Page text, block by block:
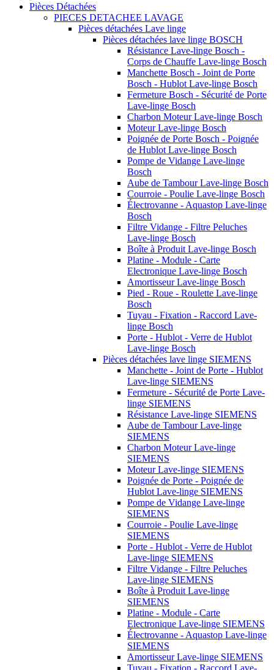
Pièces Détachées
PIECES DETACHEE LAVAGE
Pièces détachées Lave linge
Pièces détachées lave linge BOSCH
Résistance Lave-linge Bosch -
Corps de Chauffe Lave-linge Bosch
Manchette Bosch - Joint de Porte
Bosch - Hublot Lave-linge Bosch
Fermeture Bosch - Sécurité de Porte
Lave-linge Bosch
Charbon Moteur Lave-linge Bosch
Moteur Lave-linge Bosch
Poignée de Porte Bosch - Poignée
de Hublot Lave-linge Bosch
Pompe de Vidange Lave-linge
Bosch
Aube de Tambour Lave-linge Bosch
Courroie - Poulie Lave-linge Bosch
Électrovanne - Aquastop Lave-linge
Bosch
Filtre Vidange - Filtre Peluches
Lave-linge Bosch
Boîte à Produit Lave-linge Bosch
Platine - Module - Carte
Electronique Lave-linge Bosch
Amortisseur Lave-linge Bosch
Pied - Roue - Roulette Lave-linge
Bosch
Tuyau - Fixation - Raccord Lave-
linge Bosch
Porte - Hublot - Verre de Hublot
Lave-linge Bosch
Pièces détachées lave linge SIEMENS
Manchette - Joint de Porte - Hublot
Lave-linge SIEMENS
Fermeture - Sécurité de Porte Lave-
linge SIEMENS
Résistance Lave-linge SIEMENS
Aube de Tambour Lave-linge
SIEMENS
Charbon Moteur Lave-linge
SIEMENS
Moteur Lave-linge SIEMENS
Poignée de Porte - Poignée de
Hublot Lave-linge SIEMENS
Pompe de Vidange Lave-linge
SIEMENS
Courroie - Poulie Lave-linge
SIEMENS
Porte - Hublot - Verre de Hublot
Lave-linge SIEMENS
Filtre Vidange - Filtre Peluches
Lave-linge SIEMENS
Boîte à Produit Lave-linge
SIEMENS
Platine - Module - Carte
Electronique Lave-linge SIEMENS
Électrovanne - Aquastop Lave-linge
SIEMENS
Amortisseur Lave-linge SIEMENS
Tuyau - Fixation - Raccord Lave-